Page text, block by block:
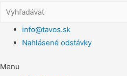
info@tavos.sk
Nahlásené odstávky
Menu